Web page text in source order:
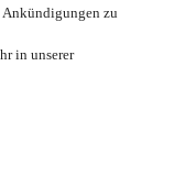
zu
in unserer